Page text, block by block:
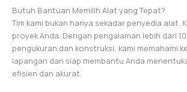
Butuh Bantuan Memilih Alat yang Tepat?
Tim kami bukan hanya sekadar penyedia alat.
proyek Anda. Dengan pengalaman lebih dari
pengukuran dan konstruksi, kami memahami
lapangan dan siap membantu Anda
efisien dan akurat.